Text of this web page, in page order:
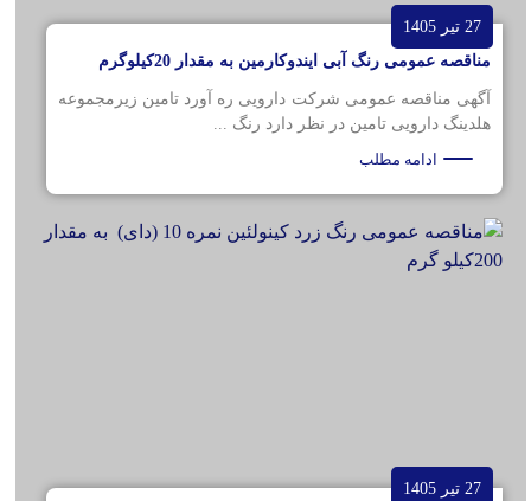
27 تیر 1405
مناقصه عمومی رنگ آبی ایندوکارمین به مقدار 20کیلوگرم
آگهی مناقصه عمومی شرکت دارویی ره آورد تامین زیرمجموعه
هلدینگ دارویی تامین در نظر دارد رنگ ...
ادامه مطلب
27 تیر 1405